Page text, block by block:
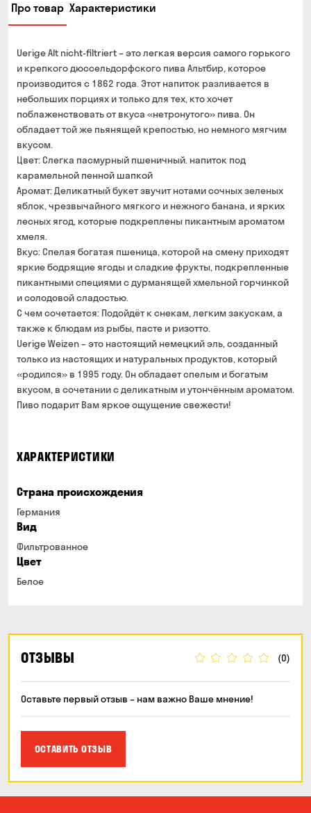
От 400 до 699 грн
От 700 грн
Срок доставки — до 90 минут
*на время доставки могут влиять воздушные тревоги
Оплата:
наличными курьеру
банковской картой на сайте
Можете без очереди забрать из магазина в удобное
для Вас время
наличными в магазине
банковской картой на сайте и в магазине
Про товар Характеристики
Uerige Alt nicht-filtriert – это легкая версия самого горького
и крепкого дюссельдорфского пива Альтбир, которое
производится с 1862 года. Этот напиток разливается в
небольших порциях и только для тех, кто хочет
поблаженствовать от вкуса «нетронутого» пива. Он
обладает той же пьянящей крепостью, но немного мягчим
вкусом.
Цвет: Слегка пасмурный пшеничный. напиток под
карамельной пенной шапкой
Аромат: Деликатный букет звучит нотами сочных зеленых
яблок, чрезвычайного мягкого и нежного банана, и ярких
лесных ягод, которые подкреплены пикантным ароматом
хмеля.
Вкус: Спелая богатая пшеница, которой на смену приходят
яркие бодрящие ягоды и сладкие фрукты, подкрепленные
пикантными специями с дурманящей хмельной горчинкой
и солодовой сладостью.
С чем сочетается: Подойдёт к снекам, легким закускам, а
также к блюдам из рыбы, пасте и ризотто.
Uerige Weizen – это настоящий немецкий эль, созданный
только из настоящих и натуральных продуктов, который
«родился» в 1995 году. Он обладает спелым и богатым
вкусом, в сочетании с деликатным и утончённым ароматом.
Пиво подарит Вам яркое ощущение свежести!
ХАРАКТЕРИСТИКИ
Страна происхождения
Германия
Вид
Фильтрованное
Цвет
Белое
ОТЗЫВЫ (0)
Оставьте первый отзыв – нам важно Ваше мнение!
ОСТАВИТЬ ОТЗЫВ